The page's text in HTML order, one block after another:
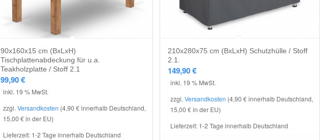
90x160x15 cm (BxLxH)
Tischplattenabdeckung für u.a.
Teakholzplatte / Stoff 2.1
99,90€
inkl. 19 % MwSt.
zzgl.Versandkosten (4,90 € innerhalb Deutschland,
15,00 € in der EU)
Lieferzeit: 1-2 Tage innerhalb Deutschland
210x280x75 cm (BxLxH) Schutzhülle / Stoff
2.1.
149,90€
inkl. 19 % MwSt.
zzgl. Versandkosten (4,90 € innerhalb Deutschland,
15,00 € in der EU)
Lieferzeit: 1-2 Tage innerhalb Deutschland